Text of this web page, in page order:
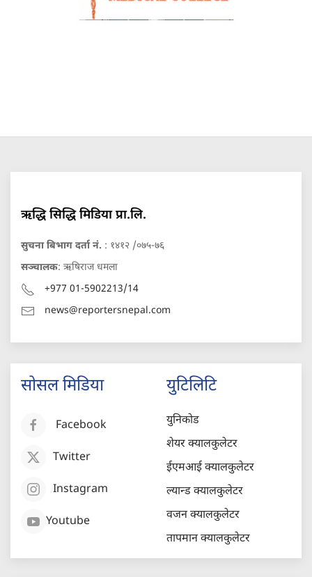
ऋद्धि सिद्धि मिडिया प्रा.लि.
सुचना बिभाग दर्ता नं. : १४१२ /०७५-७६
सञ्चालक: ऋषिराज धमला
+977 01-5902213/14
news@reportersnepal.com
सोसल मिडिया
Facebook
Twitter
Instagram
Youtube
युटिलिटि
युनिकोड
शेयर क्यालकुलेटर
ईएमआई क्यालकुलेटर
ल्यान्ड क्यालकुलेटर
वजन क्यालकुलेटर
तापमान क्यालकुलेटर